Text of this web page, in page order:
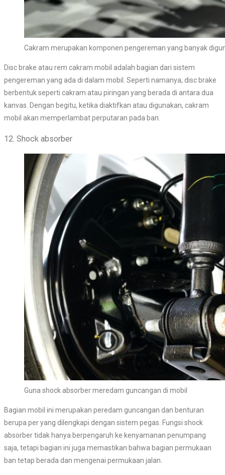
Cakram merupakan komponen pengereman yang banyak
Disc brake atau rem cakram mobil adalah bagian dari sistem
pengereman yang ada di dalam mobil. Seperti namanya, disc brake
berbentuk seperti cakram atau piringan yang berada di antara dua
kanvas. Dengan begitu, ketika diaktifkan atau digunakan, cakram
mobil akan memperlambat perputaran pada ban.
12. Shock absorber
Guna shock absorber meredam guncangan di mobil
Bagian mobil ini merupakan peredam guncangan dan benturan
berupa per yang dilengkapi dengan sistem pegas. Fungsi shock
absorber tidak hanya berpengaruh ke kenyamanan penumpang
saja, tetapi bagian ini juga memastikan bahwa bagian permukaan
ban tetap berada dan mengenai permukaan jalan.